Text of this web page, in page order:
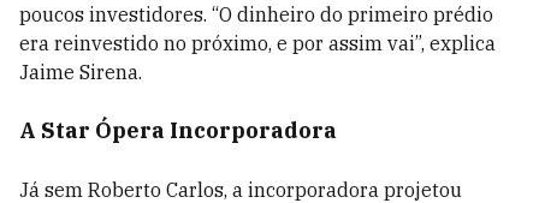
poucos investidores. “O dinheiro do primeiro prédio
era reinvestido no próximo, e por assim vai”, explica
Jaime Sirena.
A Star Ópera Incorporadora
Já sem Roberto Carlos, a incorporadora projetou